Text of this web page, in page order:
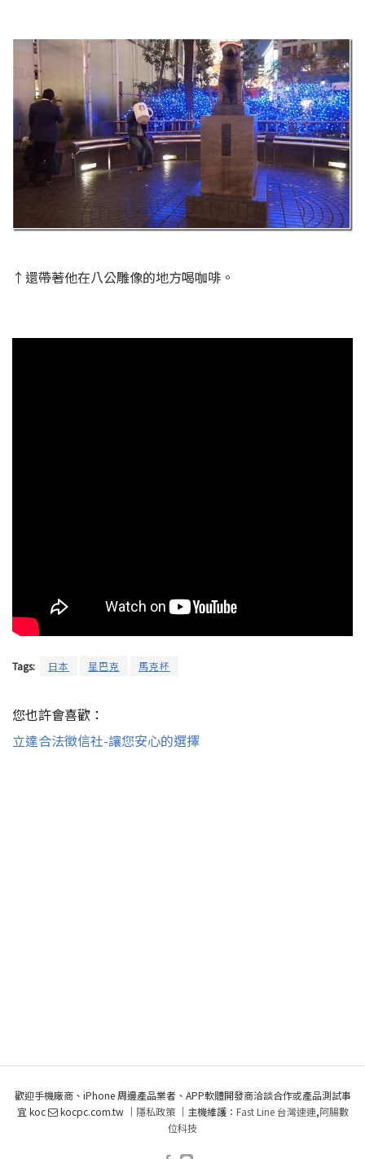
↑還帶著他在八公雕像的地方喝咖啡。
Tags: 日本 星巴克 馬克杯
您也許會喜歡：
立達合法徵信社-讓您安心的選擇
歡迎手機廠商、iPhone 周邊產品業者、APP軟體開發商洽談合作或產品測試事
宜 koc
kocpc.com.tw ｜ 隱私政策｜主機維護： Fast Line 台灣速連,阿腸數
位科技